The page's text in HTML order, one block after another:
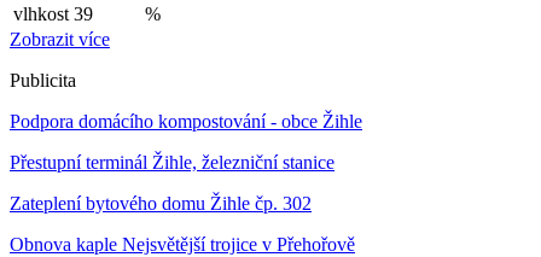
vlhkost 39
%
Zobrazit více
Publicita
Podpora domácího kompostování - obce Žihle
Přestupní terminál Žihle, železniční stanice
Zateplení bytového domu Žihle čp. 302
Obnova kaple Nejsvětější trojice v Přehořově